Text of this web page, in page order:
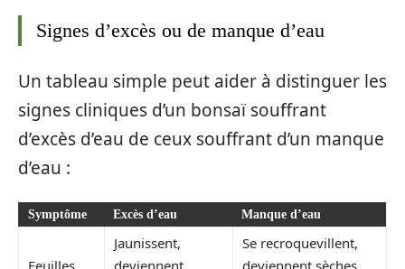
Signes d’excès ou de manque d’eau
Un tableau simple peut aider à distinguer les
signes cliniques d’un bonsaï souffrant
d’excès d’eau de ceux souffrant d’un manque
d’eau :
Symptôme Excès d’eau Manque d’eau
Feuilles
Jaunissent,
deviennent
Se recroquevillent,
deviennent sèches,